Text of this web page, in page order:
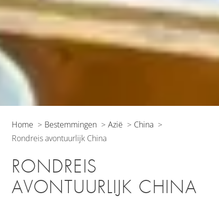
Home Bestemmingen Azië
China
Rondreis avontuurlijk China
RONDREIS
AVONTUURLIJK CHINA